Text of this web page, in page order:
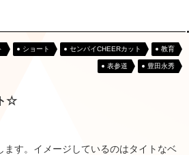
ショート センパイCHEERカット 教育
表参道 豊田永秀
☆
ます。イメージしているのはタイトなベ